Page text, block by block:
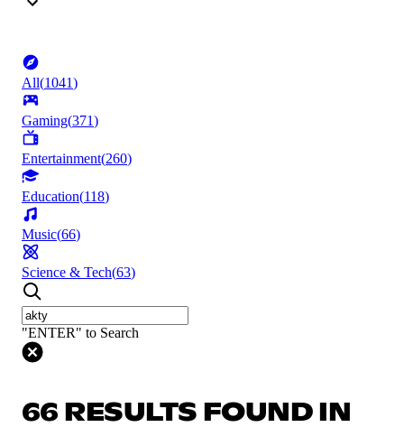
All(1041)
Gaming(371)
Entertainment(260)
Education(118)
Music(66)
Science & Tech(63)
"ENTER" to Search
66 RESULTS FOUND IN